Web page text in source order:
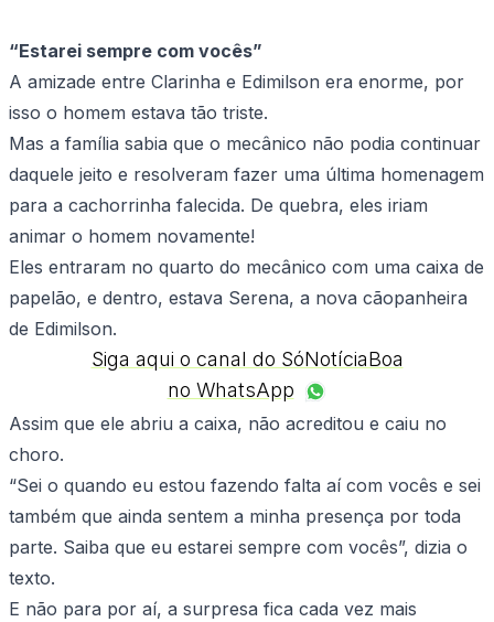
“Estarei sempre com vocês”
A amizade entre Clarinha e Edimilson era enorme, por
isso o homem estava tão triste.
Mas a família sabia que o mecânico não podia continuar
daquele jeito e resolveram fazer uma última homenagem
para a cachorrinha falecida. De quebra, eles iriam
animar o homem novamente!
Eles entraram no quarto do mecânico com uma caixa de
papelão, e dentro, estava Serena, a nova cãopanheira
de Edimilson.
Siga aqui o canal do SóNotíciaBoa
no WhatsApp
Assim que ele abriu a caixa, não acreditou e caiu no
choro.
“Sei o quando eu estou fazendo falta aí com vocês e sei
também que ainda sentem a minha presença por toda
parte. Saiba que eu estarei sempre com vocês”, dizia o
texto.
E não para por aí, a surpresa fica cada vez mais